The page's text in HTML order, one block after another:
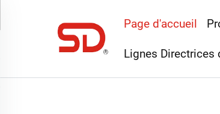
Page d'accueil
Lignes Directrices